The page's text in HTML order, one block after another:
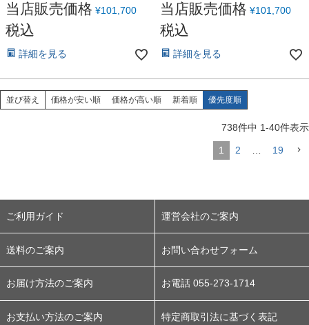
当店販売価格 ¥101,700
税込
詳細を見る
当店販売価格 ¥101,700
税込
詳細を見る
並び替え 価格が安い順 価格が高い順 新着順 優先度順
738件中 1-40件表示
1 2 … 19
ご利用ガイド 運営会社のご案内
送料のご案内 お問い合わせフォーム
お届け方法のご案内 お電話 055-273-1714
お支払い方法のご案内 特定商取引法に基づく表記